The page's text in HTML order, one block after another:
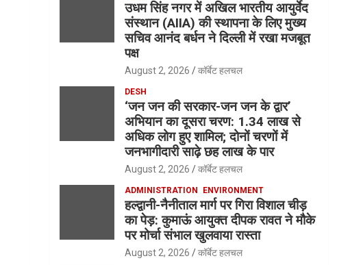
उधम सिंह नगर में अखिल भारतीय आयुर्वेद
संस्थान (AIIA) की स्थापना के लिए मुख्य
सचिव आनंद बर्धन ने दिल्ली में रखा मजबूत
पक्ष
August 2, 2026 कॉर्बेट हलचल
DESH
‘जन जन की सरकार-जन जन के द्वार’
अभियान का दूसरा चरण: 1.34 लाख से
अधिक लोग हुए शामिल; दोनों चरणों में
जनभागीदारी साढ़े छह लाख के पार
August 2, 2026 कॉर्बेट हलचल
ADMINISTRATION ENVIRONMENT
हल्द्वानी-नैनीताल मार्ग पर गिरा विशाल चीड़
का पेड़: कुमाऊं आयुक्त दीपक रावत ने मौके
पर मोर्चा संभाल खुलवाया रास्ता
August 2, 2026 कॉर्बेट हलचल